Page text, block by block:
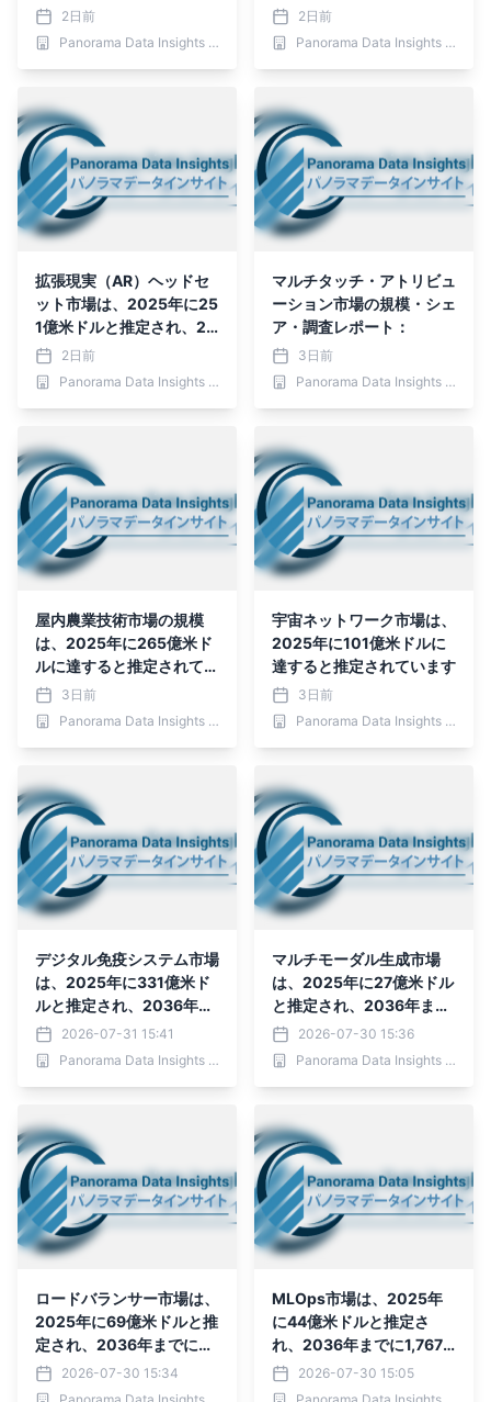
れ、2036年までに6,387
億米ドルに達すると予測さ
れており、予測期間（202
2日前
Panorama Data Insights Ltd.
に66億4,000万米ドルに
達すると予測されており、
予測期間（2026年～203
2日前
Panorama Data Insights Ltd.
拡張現実（AR）ヘッドセ
ット市場は、2025年に25
1億米ドルと推定され、20
36
2日前
Panorama Data Insights Ltd.
マルチタッチ・アトリビュ
ーション市場の規模・シェ
ア・調査レポート：
3日前
Panorama Data Insights Ltd.
屋内農業技術市場の規模
は、2025年に265億米ド
ルに達すると推定されてい
ます3日前
Panorama Data Insights Ltd.
宇宙ネットワーク市場は、
2025年に101億米ドルに
達すると推定されています
3日前
Panorama Data Insights Ltd.
デジタル免疫システム市場
は、2025年に331億米ド
ルと推定され、2036年ま
でに1,118億4,000万米ド
ルに達すると予測されてお
り、予測期間（2026年～
成長率（CAGR）13.1％
2026-07-31 15:41
Panorama Data Insights Ltd.
マルチモーダル生成市場
は、2025年に27億米ドル
と推定され、2036年まで
に807億8,000万米ド
2026-07-30 15:36
Panorama Data Insights Ltd.
ロードバランサー市場は、
2025年に69億米ドルと推
定され、2036年までに28
3億2,000万米ドルに達す
ると予測されており、予測
2026-07-30 15:34
MLOps市場は、2025年
に44億米ドルと推定さ
れ、2036年までに1,767
億9,000万米ド
2026-07-30 15:05